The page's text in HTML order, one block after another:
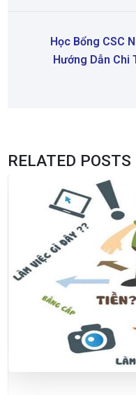
Học Bổng CSC
Hướng Dẫn Chi
RELATED POSTS